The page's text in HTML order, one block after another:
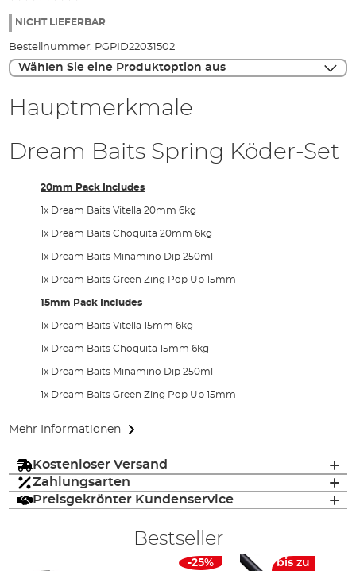
NICHT LIEFERBAR
Bestellnummer: PGPID22031502
Wählen Sie eine Produktoption aus
Hauptmerkmale
Dream Baits Spring Köder-Set
20mm Pack Includes
1x Dream Baits Vitella 20mm 6kg
1x Dream Baits Choquita 20mm 6kg
1x Dream Baits Minamino Dip 250ml
1x Dream Baits Green Zing Pop Up 15mm
15mm Pack Includes
1x Dream Baits Vitella 15mm 6kg
1x Dream Baits Choquita 15mm 6kg
1x Dream Baits Minamino Dip 250ml
1x Dream Baits Green Zing Pop Up 15mm
Mehr Informationen
Kostenloser Versand
Zahlungsarten
Preisgekrönter Kundenservice
Bestseller
-25%
bis zu